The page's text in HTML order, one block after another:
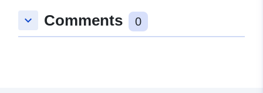
keyboard_arrow_down Comments 0